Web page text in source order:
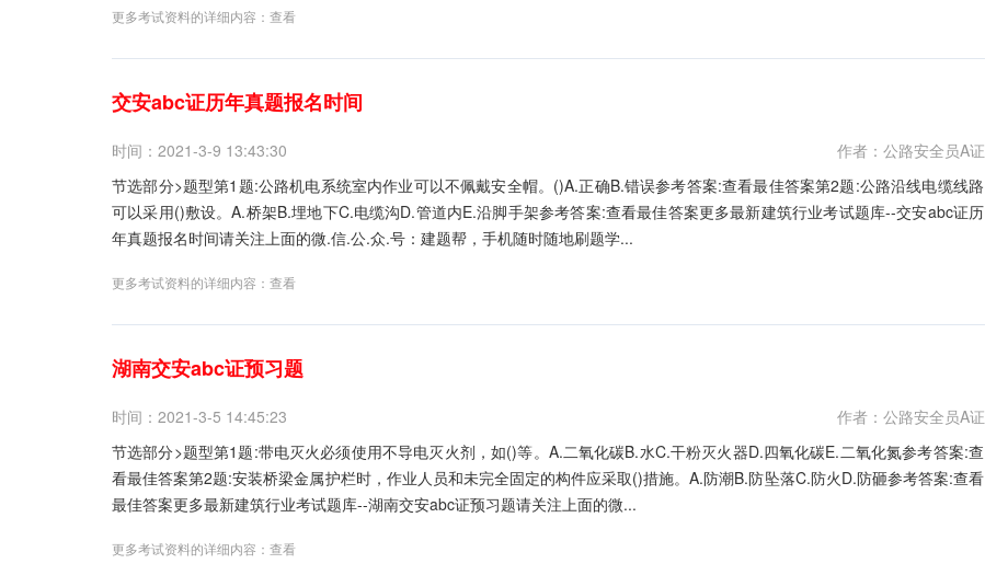
更多考试资料的详细内容： 查看
交安abc证历年真题报名时间
时间：2021-3-9 13:43:30
作者：公路安全员A证
节选部分>题型第1题:公路机电系统室内作业可以不佩戴安全帽。()A.正确B.错误参考答案:查看最佳答案第2题:公路沿线电缆线路
可以采用()敷设。A.桥架B.埋地下C.电缆沟D.管道内E.沿脚手架参考答案:查看最佳答案更多最新建筑行业考试题库--交安abc证历
年真题报名时间请关注上面的微.信.公.众.号：建题帮，手机随时随地刷题学...
更多考试资料的详细内容： 查看
湖南交安abc证预习题
时间：2021-3-5 14:45:23
作者：公路安全员A证
节选部分>题型第1题:带电灭火必须使用不导电灭火剂，如()等。A.二氧化碳B.水C.干粉灭火器D.四氧化碳E.二氧化氮参考答案:查
看最佳答案第2题:安装桥梁金属护栏时，作业人员和未完全固定的构件应采取()措施。A.防潮B.防坠落C.防火D.防砸参考答案:查看
最佳答案更多最新建筑行业考试题库--湖南交安abc证预习题请关注上面的微...
更多考试资料的详细内容： 查看